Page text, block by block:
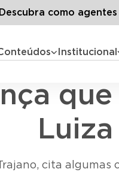
Institucional
como
5 lições
cita